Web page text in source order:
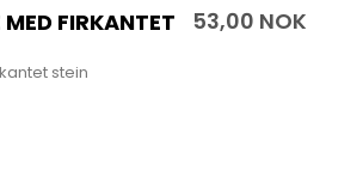
FIRKANTET 53,00 NOK